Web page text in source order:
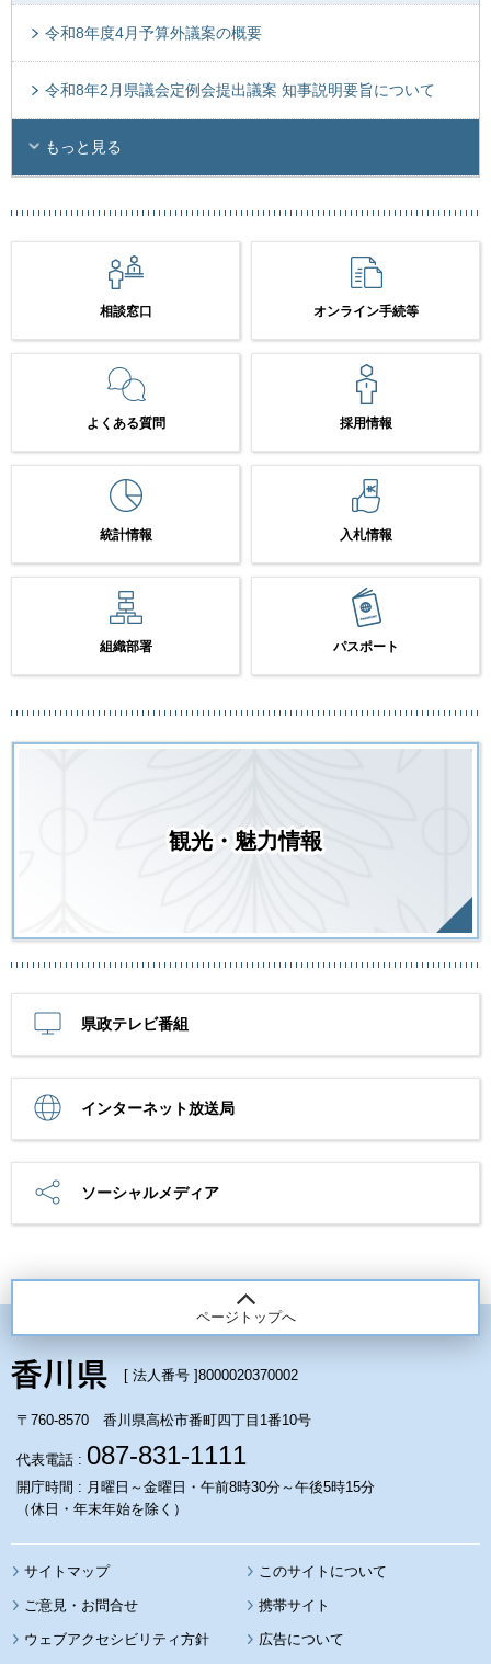
令和8年度4月予算外議案の概要
令和8年2月県議会定例会提出議案 知事説明要旨について
もっと見る
相談窓口 オンライン手続等
よくある質問 採用情報
統計情報 入札情報
組織部署 パスポート
観光・魅力情報
県政テレビ番組
インターネット放送局
ソーシャルメディア
ページトップへ
[ 法人番号 ]8000020370002
〒760-8570 香川県高松市番町四丁目1番10号
代表電話 : 087-831-1111
開庁時間 : 月曜日～金曜日・午前8時30分～午後5時15分
（休日・年末年始を除く）
サイトマップ このサイトについて
携帯サイト
ウェブアクセシビリティ方針 広告について